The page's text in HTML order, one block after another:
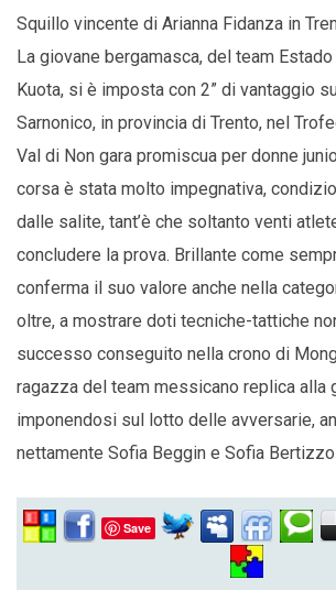
Squillo vincente di Arianna Fidanza in
La giovane bergamasca, del team
Kuota, si è imposta con 2” di vantaggio
Sarnonico, in provincia di Trento, nel
Val di Non gara promiscua per donne
corsa è stata molto impegnativa,
dalle salite, tant’è che soltanto venti
concludere la prova. Brillante come
conferma il suo valore anche nella
oltre, a mostrare doti tecniche-tattiche
successo conseguito nella crono di
ragazza del team messicano replica alla
imponendosi sul lotto delle avversarie,
nettamente Sofia Beggin e Sofia
Save